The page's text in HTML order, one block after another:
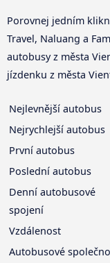
Porovnej jedním
Travel, Naluang a
autobusy z města
jízdenku z města
Nejlevnější autobus
Nejrychlejší autobus
První autobus
Poslední autobus
Denní autobusové
spojení
Vzdálenost
Autobusové